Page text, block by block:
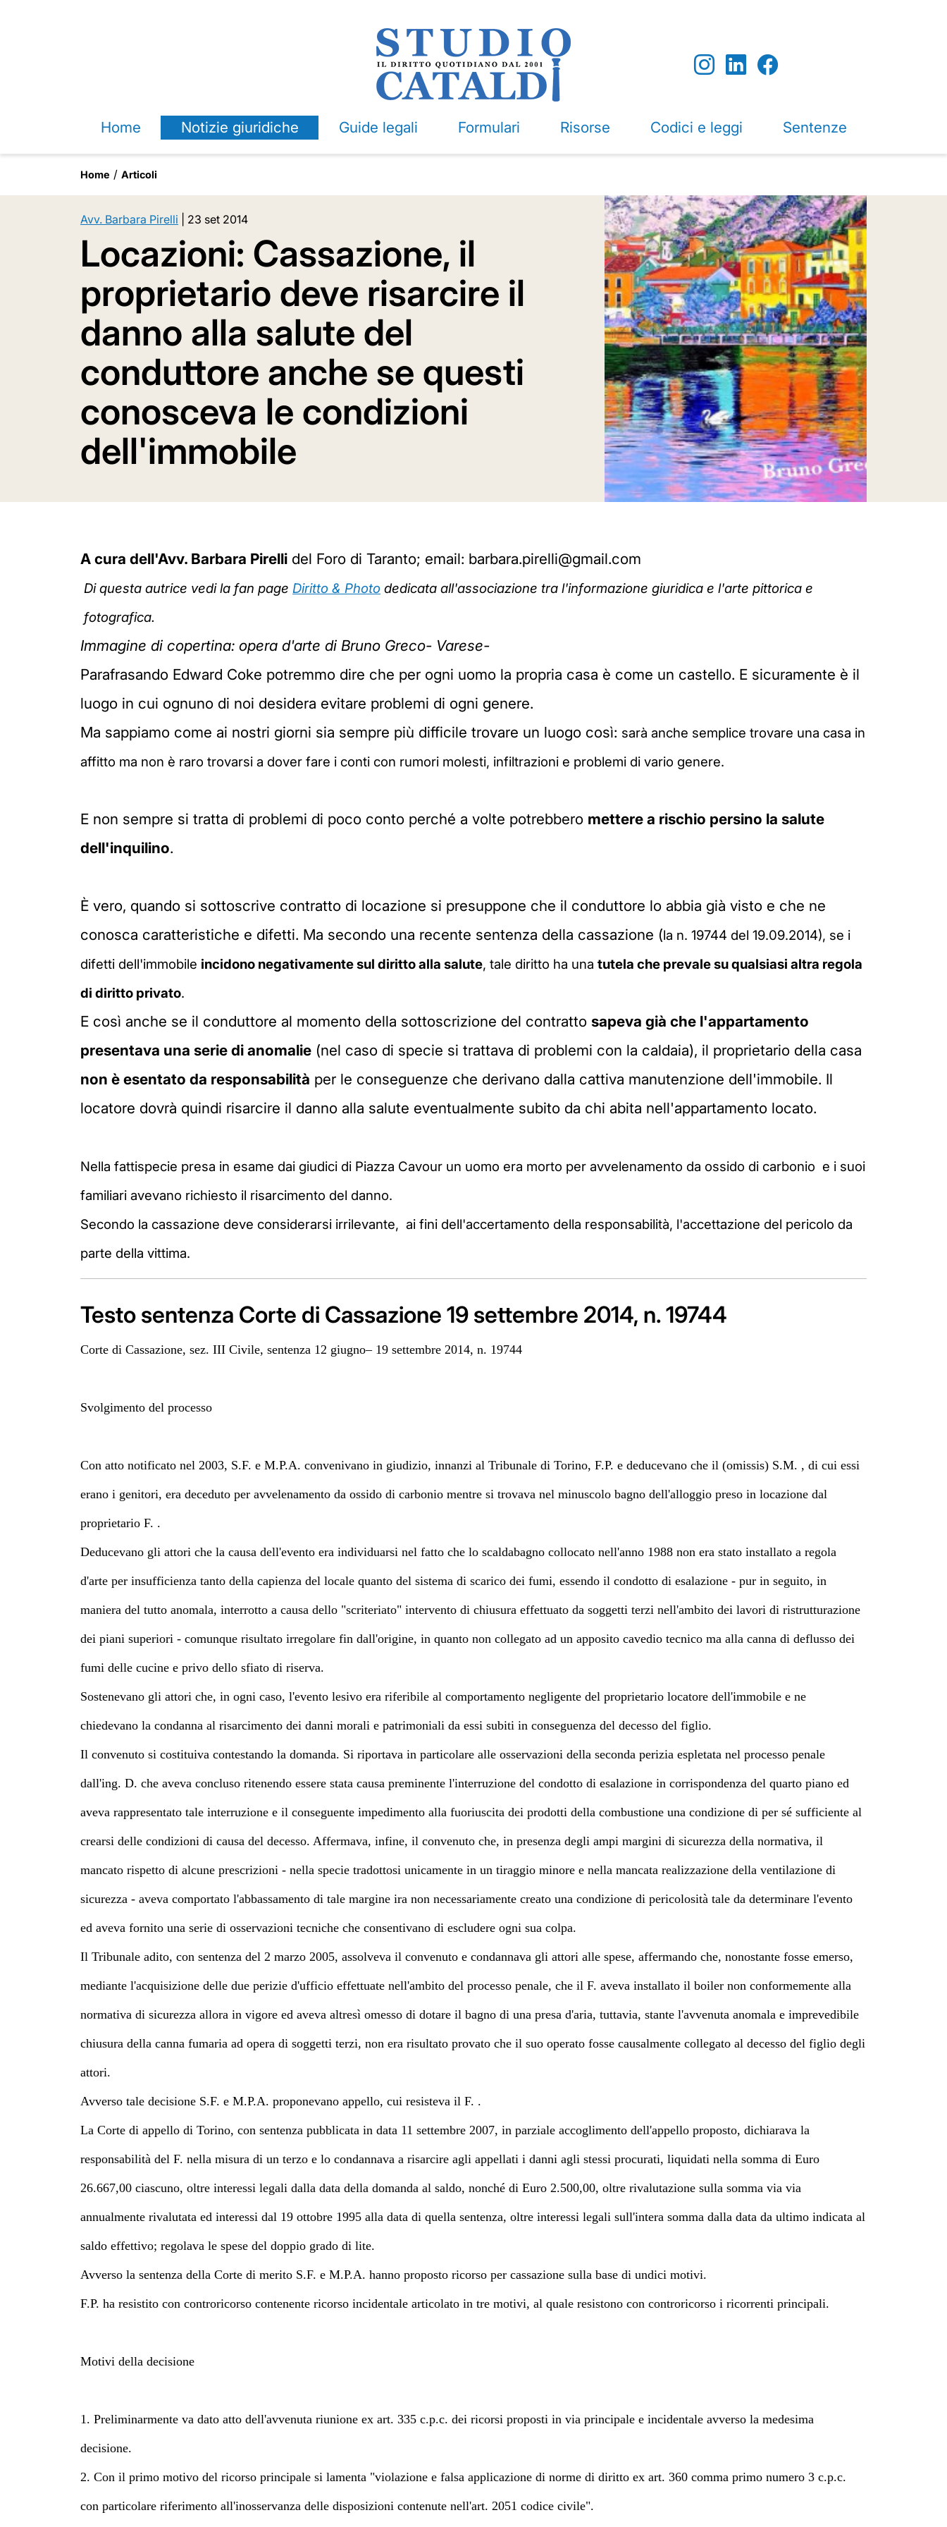
Home Notizie giuridiche Guide legali Formulari Risorse Codici e leggi Sentenze
Home Articoli
Avv. Barbara Pirelli 23 set 2014
Locazioni: Cassazione, il
proprietario deve risarcire il
danno alla salute del
conduttore anche se questi
conosceva le condizioni
dell'immobile
A cura dell'Avv. Barbara Pirelli del Foro di Taranto; email: barbara.pirelli@gmail.com
Di questa autrice vedi la fan page Diritto & Photo dedicata all'associazione tra l'informazione giuridica e l'arte pittorica e
fotografica.
Immagine di copertina: opera d'arte di Bruno Greco- Varese-
Parafrasando Edward Coke potremmo dire che per ogni uomo la propria casa è come un castello. E sicuramente è il
luogo in cui ognuno di noi desidera evitare problemi di ogni genere.
Ma sappiamo come ai nostri giorni sia sempre più difficile trovare un luogo così: sarà anche semplice trovare una casa in
affitto ma non è raro trovarsi a dover fare i conti con rumori molesti, infiltrazioni e problemi di vario genere.
E non sempre si tratta di problemi di poco conto perché a volte potrebbero mettere a rischio persino la salute
dell'inquilino.
È vero, quando si sottoscrive contratto di locazione si presuppone che il conduttore lo abbia già visto e che ne
conosca caratteristiche e difetti. Ma secondo una recente sentenza della cassazione (la n. 19744 del 19.09.2014), se i
difetti dell'immobile incidono negativamente sul diritto alla salute, tale diritto ha una tutela che prevale su qualsiasi altra regola
di diritto privato.
E così anche se il conduttore al momento della sottoscrizione del contratto sapeva già che l'appartamento
presentava una serie di anomalie (nel caso di specie si trattava di problemi con la caldaia), il proprietario della casa
non è esentato da responsabilità per le conseguenze che derivano dalla cattiva manutenzione dell'immobile. Il
locatore dovrà quindi risarcire il danno alla salute eventualmente subito da chi abita nell'appartamento locato.
Nella fattispecie presa in esame dai giudici di Piazza Cavour un uomo era morto per avvelenamento da ossido di carbonio e i suoi
familiari avevano richiesto il risarcimento del danno.
Secondo la cassazione deve considerarsi irrilevante, ai fini dell'accertamento della responsabilità, l'accettazione del pericolo da
parte della vittima.
Testo sentenza Corte di Cassazione 19 settembre 2014, n. 19744
Corte di Cassazione, sez. III Civile, sentenza 12 giugno– 19 settembre 2014, n. 19744
Svolgimento del processo
Con atto notificato nel 2003, S.F. e M.P.A. convenivano in giudizio, innanzi al Tribunale di Torino, F.P. e deducevano che il (omissis) S.M. , di cui essi
erano i genitori, era deceduto per avvelenamento da ossido di carbonio mentre si trovava nel minuscolo bagno dell'alloggio preso in locazione dal
proprietario F. .
Deducevano gli attori che la causa dell'evento era individuarsi nel fatto che lo scaldabagno collocato nell'anno 1988 non era stato installato a regola
d'arte per insufficienza tanto della capienza del locale quanto del sistema di scarico dei fumi, essendo il condotto di esalazione - pur in seguito, in
maniera del tutto anomala, interrotto a causa dello "scriteriato" intervento di chiusura effettuato da soggetti terzi nell'ambito dei lavori di ristrutturazione
dei piani superiori - comunque risultato irregolare fin dall'origine, in quanto non collegato ad un apposito cavedio tecnico ma alla canna di deflusso dei
fumi delle cucine e privo dello sfiato di riserva.
Sostenevano gli attori che, in ogni caso, l'evento lesivo era riferibile al comportamento negligente del proprietario locatore dell'immobile e ne
chiedevano la condanna al risarcimento dei danni morali e patrimoniali da essi subiti in conseguenza del decesso del figlio.
Il convenuto si costituiva contestando la domanda. Si riportava in particolare alle osservazioni della seconda perizia espletata nel processo penale
dall'ing. D. che aveva concluso ritenendo essere stata causa preminente l'interruzione del condotto di esalazione in corrispondenza del quarto piano ed
aveva rappresentato tale interruzione e il conseguente impedimento alla fuoriuscita dei prodotti della combustione una condizione di per sé sufficiente al
crearsi delle condizioni di causa del decesso. Affermava, infine, il convenuto che, in presenza degli ampi margini di sicurezza della normativa, il
mancato rispetto di alcune prescrizioni - nella specie tradottosi unicamente in un tiraggio minore e nella mancata realizzazione della ventilazione di
sicurezza - aveva comportato l'abbassamento di tale margine ira non necessariamente creato una condizione di pericolosità tale da determinare l'evento
ed aveva fornito una serie di osservazioni tecniche che consentivano di escludere ogni sua colpa.
Il Tribunale adito, con sentenza del 2 marzo 2005, assolveva il convenuto e condannava gli attori alle spese, affermando che, nonostante fosse emerso,
mediante l'acquisizione delle due perizie d'ufficio effettuate nell'ambito del processo penale, che il F. aveva installato il boiler non conformemente alla
normativa di sicurezza allora in vigore ed aveva altresì omesso di dotare il bagno di una presa d'aria, tuttavia, stante l'avvenuta anomala e imprevedibile
chiusura della canna fumaria ad opera di soggetti terzi, non era risultato provato che il suo operato fosse causalmente collegato al decesso del figlio degli
attori.
Avverso tale decisione S.F. e M.P.A. proponevano appello, cui resisteva il F. .
La Corte di appello di Torino, con sentenza pubblicata in data 11 settembre 2007, in parziale accoglimento dell'appello proposto, dichiarava la
responsabilità del F. nella misura di un terzo e lo condannava a risarcire agli appellati i danni agli stessi procurati, liquidati nella somma di Euro
26.667,00 ciascuno, oltre interessi legali dalla data della domanda al saldo, nonché di Euro 2.500,00, oltre rivalutazione sulla somma via via
annualmente rivalutata ed interessi dal 19 ottobre 1995 alla data di quella sentenza, oltre interessi legali sull'intera somma dalla data da ultimo indicata al
saldo effettivo; regolava le spese del doppio grado di lite.
Avverso la sentenza della Corte di merito S.F. e M.P.A. hanno proposto ricorso per cassazione sulla base di undici motivi.
F.P. ha resistito con controricorso contenente ricorso incidentale articolato in tre motivi, al quale resistono con controricorso i ricorrenti principali.
Motivi della decisione
1. Preliminarmente va dato atto dell'avvenuta riunione ex art. 335 c.p.c. dei ricorsi proposti in via principale e incidentale avverso la medesima
decisione.
2. Con il primo motivo del ricorso principale si lamenta "violazione e falsa applicazione di norme di diritto ex art. 360 comma primo numero 3 c.p.c.
con particolare riferimento all'inosservanza delle disposizioni contenute nell'art. 2051 codice civile".